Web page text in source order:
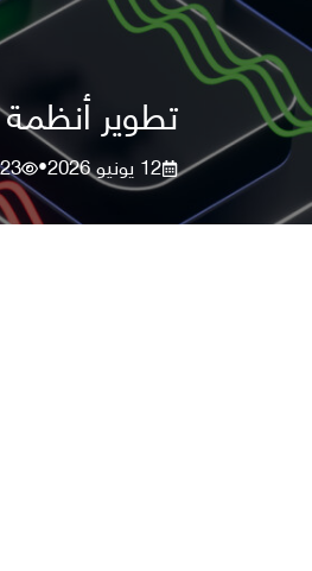
تطوير
12 يونيو 2026 •